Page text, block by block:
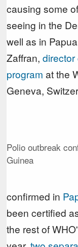
causing some
seeing in the
well as in
Zaffran,
program at the
Geneva,
Polio outbreak
Guinea
confirmed in
been certified
the rest of